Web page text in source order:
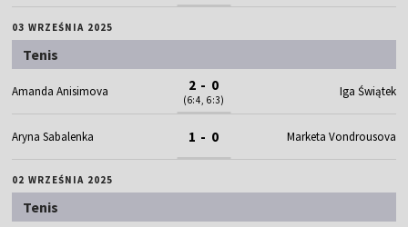
03 WRZEŚNIA 2025
Tenis
Amanda Anisimova 2 - 0
(6:4, 6:3)
Iga Świątek
Aryna Sabalenka 1 - 0 Marketa Vondrousova
02 WRZEŚNIA 2025
Tenis